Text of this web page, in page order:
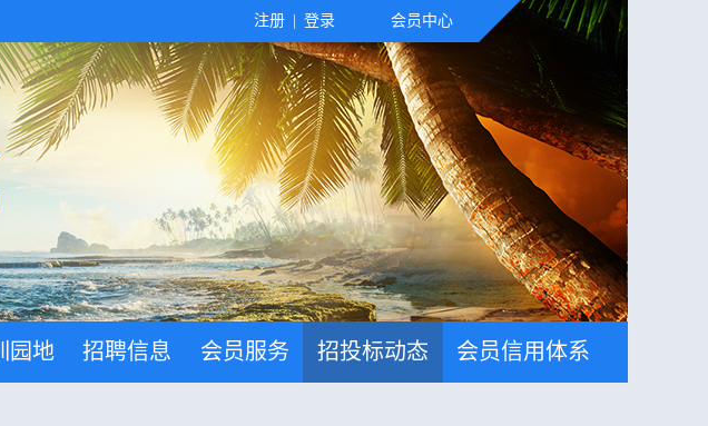
注册 登录 会员中心
园地 招聘信息 会员服务 招投标动态 会员信用体系